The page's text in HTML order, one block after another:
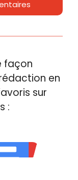
façon
en
sur
: